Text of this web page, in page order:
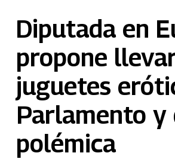
Diputada en
propone
juguetes
Parlamento y
polémica